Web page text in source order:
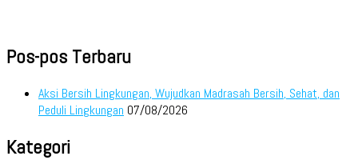
Pos-pos Terbaru
Aksi Bersih Lingkungan, Wujudkan Madrasah Bersih, Sehat, dan
Peduli Lingkungan 07/08/2026
Kategori